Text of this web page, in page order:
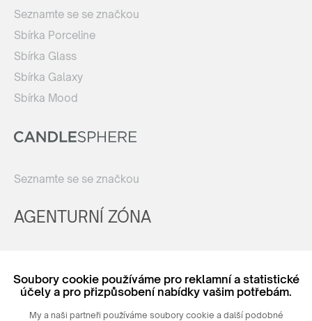
Seznamte se se značkou
Sbírka Porceline
Sbírka Glass
Sbírka Galaxy
Sbírka Mood
Seznamte se se značkou
AGENTURNÍ ZÓNA
Login
Soubory cookie používáme pro reklamní a statistické
účely a pro přizpůsobení nabídky vašim potřebám.
My a naši partneři používáme soubory cookie a další podobné